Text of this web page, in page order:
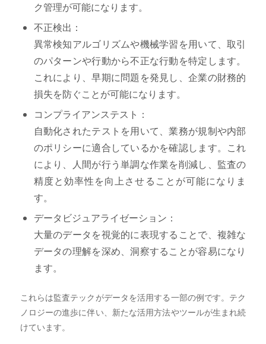
ク管理が可能になります。
不正検出：
異常検知アルゴリズムや機械学習を用いて、取引
のパターンや行動から不正な行動を特定します。
これにより、早期に問題を発見し、企業の財務的
損失を防ぐことが可能になります。
コンプライアンステスト：
自動化されたテストを用いて、業務が規制や内部
のポリシーに適合しているかを確認します。これ
により、人間が行う単調な作業を削減し、監査の
精度と効率性を向上させることが可能になりま
す。
データビジュアライゼーション：
大量のデータを視覚的に表現することで、複雑な
データの理解を深め、洞察することが容易になり
ます。
これらは監査テックがデータを活用する一部の例です。テク
ノロジーの進歩に伴い、新たな活用方法やツールが生まれ続
けています。